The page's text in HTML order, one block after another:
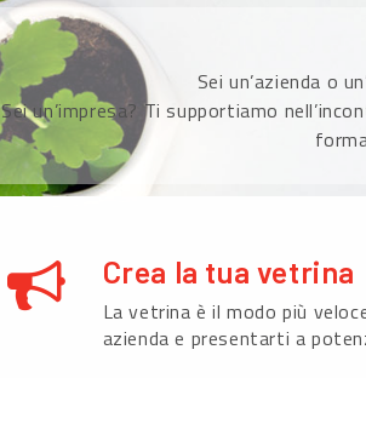
Sei un’azienda o
Sei un’impresa? Ti supportiamo
Crea la tua vetrina
La vetrina è il modo più
azienda e presentarti a